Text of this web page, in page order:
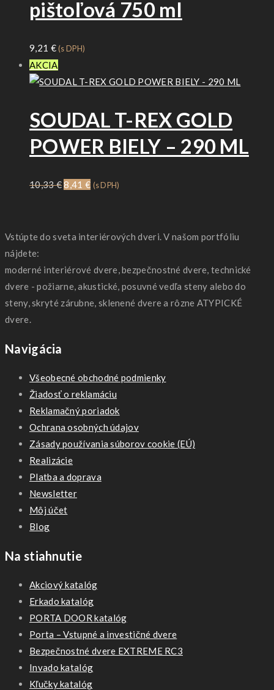
pištoľová 750 ml
9,21 € (s DPH)
AKCIA
SOUDAL T-REX GOLD
POWER BIELY – 290 ML
10,33€Pôvodná
10,33 €.
8,41 €Aktuálna
8,41 €.
(s DPH)
Vstúpte do sveta interiérových dveri. V našom portfóliu
nájdete:
moderné interiérové dvere, bezpečnostné dvere, technické
dvere - požiarne, akustické, posuvné vedľa steny alebo do
steny, skryté zárubne, sklenené dvere a rôzne ATYPICKÉ
dvere.
Navigácia
Všeobecné obchodné podmienky
Žiadosť o reklamáciu
Reklamačný poriadok
Ochrana osobných údajov
Zásady používania súborov cookie (EÚ)
Realizácie
Platba a doprava
Newsletter
Môj účet
Blog
Na stiahnutie
Akciový katalóg
Erkado katalóg
PORTA DOOR katalóg
Porta – Vstupné a investičné dvere
Bezpečnostné dvere EXTREME RC3
Invado katalóg
Kľučky katalóg